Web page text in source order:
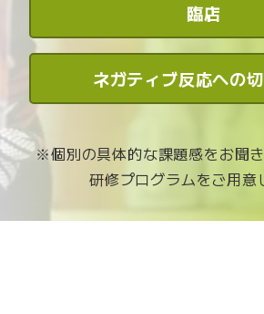
臨店
ネガティブ反応への
※個別の具体的な課題感をお聞
研修プログラムをご用意